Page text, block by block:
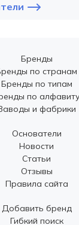
Бренды
по странам
Бренды по типам
по
и фабрики
Основатели
Новости
Статьи
Отзывы
Правила сайта
Добавить бренд
Гибкий поиск